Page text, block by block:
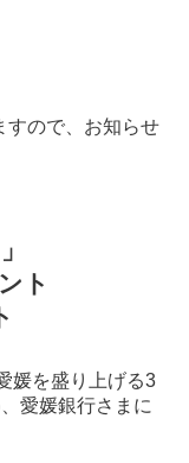
すので、お知らせ
ト
媛を盛り上げる3
愛媛銀行さまに